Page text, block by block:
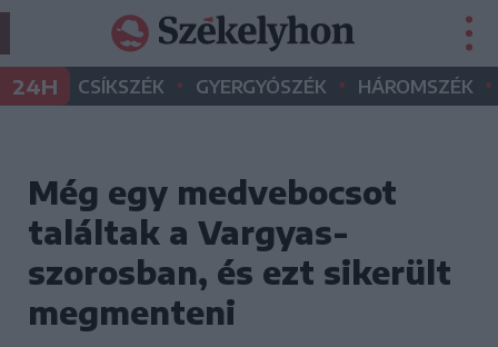
24H CSÍKSZÉK • GYERGYÓSZÉK • HÁROMSZÉK •
Még egy medvebocsot
találtak a Vargyas-
szorosban, és ezt sikerült
megmenteni